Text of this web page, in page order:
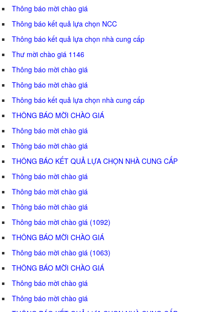
Thông báo mời chào giá
Thông báo kết quả lựa chọn NCC
Thông báo kết quả lựa chọn nhà cung cấp
Thư mời chào giá 1146
Thông báo mời chào giá
Thông báo mời chào giá
Thông báo kết quả lựa chọn nhà cung cấp
THÔNG BÁO MỜI CHÀO GIÁ
Thông báo mời chào giá
Thông báo mời chào giá
THÔNG BÁO KẾT QUẢ LỰA CHỌN NHÀ CUNG CẤP
Thông báo mời chào giá
Thông báo mời chào giá
Thông báo mời chào giá
Thông báo mời chào giá (1092)
THÔNG BÁO MỜI CHÀO GIÁ
Thông báo mời chào giá (1063)
THÔNG BÁO MỜI CHÀO GIÁ
Thông báo mời chào giá
Thông báo mời chào giá